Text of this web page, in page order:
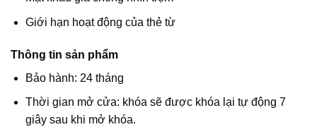
Giới hạn hoạt động của thẻ từ
Thông tin sản phẩm
Bảo hành: 24 tháng
Thời gian mở cửa: khóa sẽ được khóa lại tự động 7
giây sau khi mở khóa.